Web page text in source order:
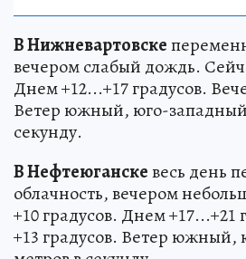
В Нижневартовске
вечером слабый дождь.
Днем +12...+17 градусов.
Ветер южный, юго-западный
секунду.
В Нефтеюганскевесь день
облачность, вечером
+10 градусов. Днем +17...+21
+13 градусов. Ветер южный,